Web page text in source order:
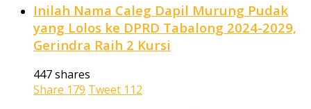
Inilah Nama Caleg Dapil Murung Pudak
yang Lolos ke DPRD Tabalong 2024-2029,
Gerindra Raih 2 Kursi
447 shares
Share 179 Tweet 112